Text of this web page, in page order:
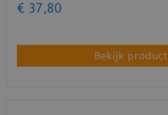
€ 37,80
Bekijk product